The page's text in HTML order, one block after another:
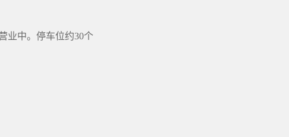
业中。停车位约30个